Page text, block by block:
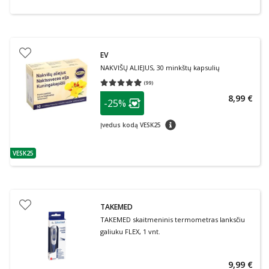
patarimas
VESK25
EV
NAKVIŠŲ ALIEJUS, 30 minkštų kapsulių
(99)
Vidutinis įvertinimas 4.95
patarimas
Lojalumo klubo narių nuolaida
-25%
Įvedus kodą VESK25 patarimas
8,99 €
TAKEMED
TAKEMED skaitmeninis termometras lanksčiu
galiuku FLEX, 1 vnt.
9,99 €